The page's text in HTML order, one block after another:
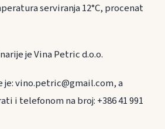
serviranja 12°C, procenat
je Vina Petric d.o.o.
je: vino.petric@gmail.com, a
i telefonom na broj: +386 41 991